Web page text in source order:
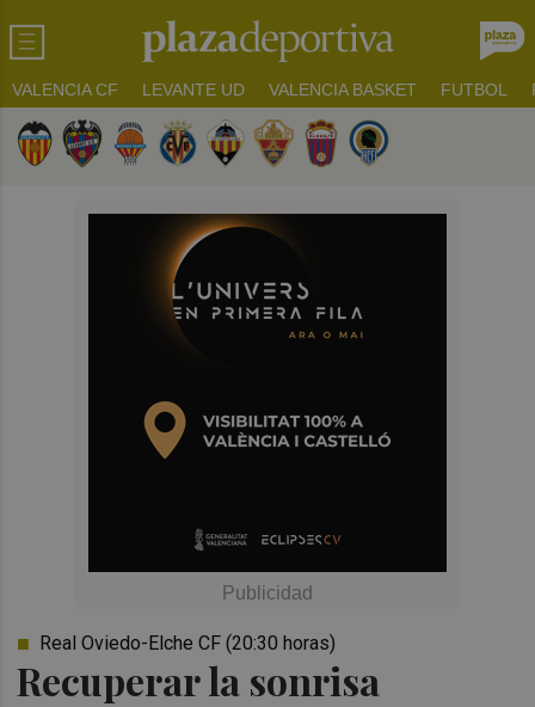
VALENCIA CF LEVANTE UD VALENCIA BASKET FUTBOL
Recuperar la sonrisa
Real Oviedo-Elche CF (20:30 horas)